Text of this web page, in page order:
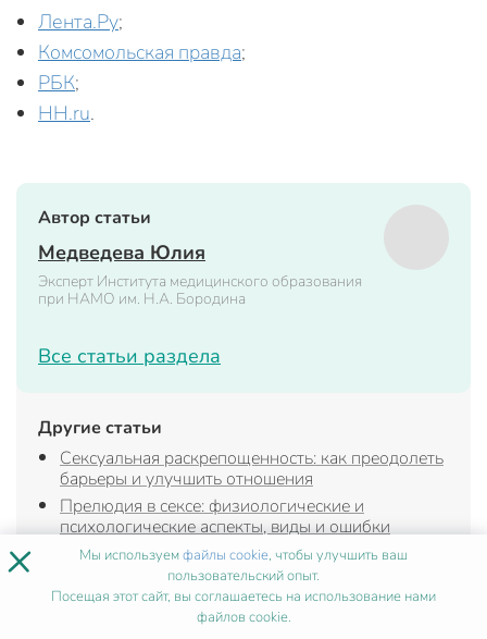
Лента.Ру;
Комсомольская правда;
РБК;
HH.ru.
Автор статьи
Медведева Юлия
Эксперт Института медицинского образования
при НАМО им. Н.А. Бородина
Все статьи раздела
Другие статьи
Сексуальная раскрепощенность: как преодолеть
барьеры и улучшить отношения
Прелюдия в сексе: физиологические и
психологические аспекты, виды и ошибки
партнеров
Доход сексолога: факторы, региональные
особенности и перспективы
Что такое девственность: научный взгляд
× Мы используемфайлы cookie, чтобы улучшить ваш
пользовательский опыт.
Посещая этот сайт, вы соглашаетесь на использование нами
файлов cookie.